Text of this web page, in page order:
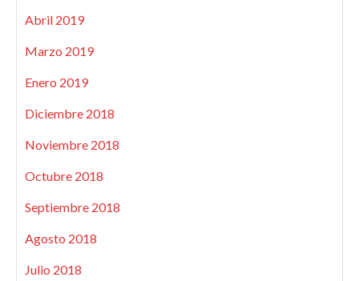
Abril 2019
Marzo 2019
Enero 2019
Diciembre 2018
Noviembre 2018
Octubre 2018
Septiembre 2018
Agosto 2018
Julio 2018